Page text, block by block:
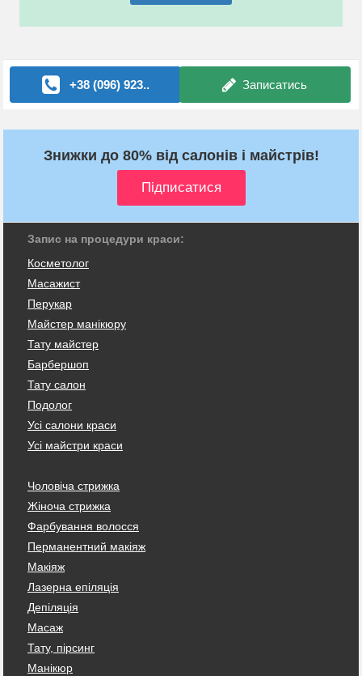
+38 (096) 923.. Записатись
Знижки до 80% від салонів і майстрів!
Запис на процедури краси:
Косметолог
Масажист
Перукар
Майстер манікюру
Тату майстер
Барбершоп
Тату салон
Подолог
Усі салони краси
Усі майстри краси
Чоловіча стрижка
Жіноча стрижка
Фарбування волосся
Перманентний макіяж
Макіяж
Лазерна епіляція
Депіляція
Масаж
Тату, пірсинг
Манікюр